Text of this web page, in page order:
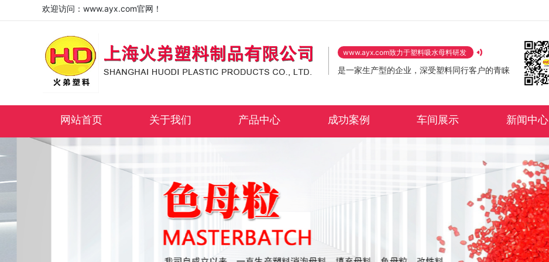
欢迎访问：www.ayx.com官网！
www.ayx.com致力于塑料吸水母料研发
是一家生产型的企业，深受塑料同行客户的青睐
网站首页 关于我们 产品中心 成功案例 车间展示 新闻中心